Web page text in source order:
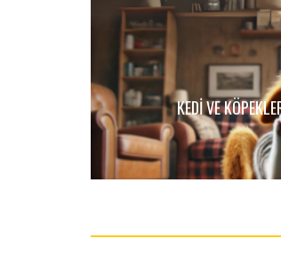
KEDI VE